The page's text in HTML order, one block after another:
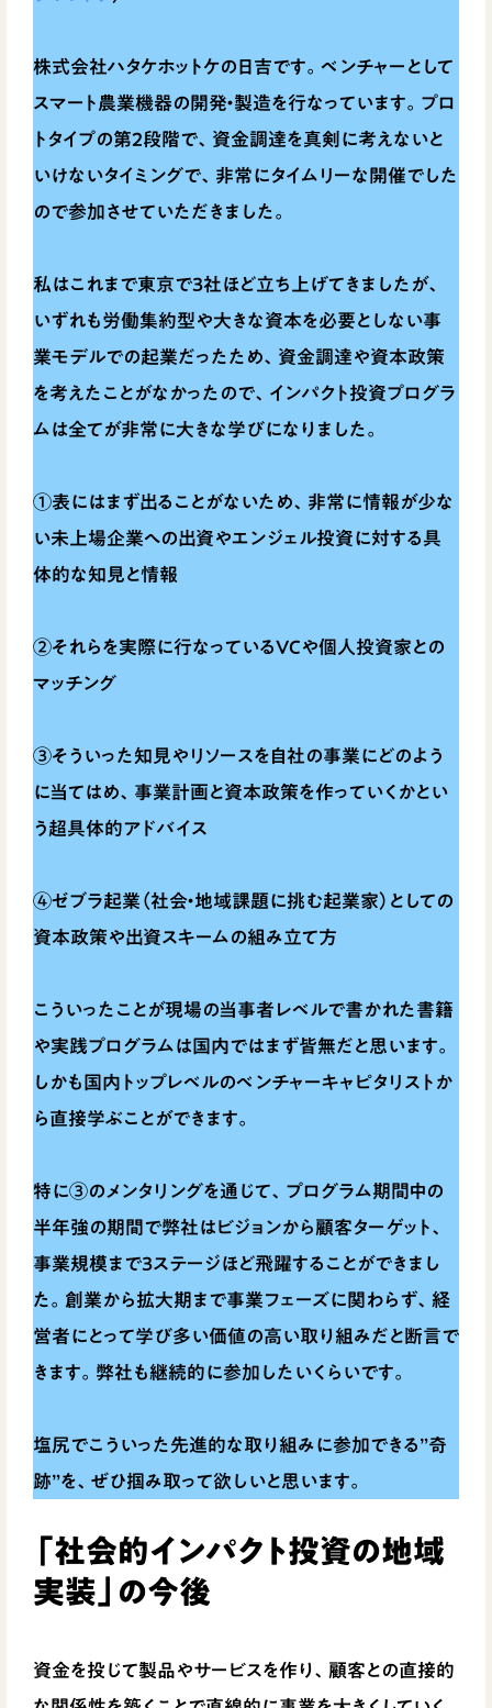
株式会社ハタケホットケの日吉です。ベンチャーとして
スマート農業機器の開発・製造を行なっています。プロ
トタイプの第2段階で、資金調達を真剣に考えないと
いけないタイミングで、非常にタイムリーな開催でした
ので参加させていただきました。
私はこれまで東京で3社ほど立ち上げてきましたが、
いずれも労働集約型や大きな資本を必要としない事
業モデルでの起業だったため、資金調達や資本政策
を考えたことがなかったので、インパクト投資プログラ
ムは全てが非常に大きな学びになりました。
①表にはまず出ることがないため、非常に情報が少な
い未上場企業への出資やエンジェル投資に対する具
体的な知見と情報
②それらを実際に行なっているVCや個人投資家との
マッチング
③そういった知見やリソースを自社の事業にどのよう
に当てはめ、事業計画と資本政策を作っていくかとい
う超具体的アドバイス
④ゼブラ起業（社会・地域課題に挑む起業家）としての
資本政策や出資スキームの組み立て方
こういったことが現場の当事者レベルで書かれた書籍
や実践プログラムは国内ではまず皆無だと思います。
しかも国内トップレベルのベンチャーキャピタリストか
ら直接学ぶことができます。
特に③のメンタリングを通じて、プログラム期間中の
半年強の期間で弊社はビジョンから顧客ターゲット、
事業規模まで3ステージほど飛躍することができまし
た。創業から拡大期まで事業フェーズに関わらず、経
営者にとって学び多い価値の高い取り組みだと断言で
きます。弊社も継続的に参加したいくらいです。
塩尻でこういった先進的な取り組みに参加できる”奇
跡”を、ぜひ掴み取って欲しいと思います。
「社会的インパクト投資の地域
実装」の今後
資金を投じて製品やサービスを作り、顧客との直接的